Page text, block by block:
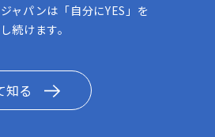
ャパンは「自分にYES」を
続けます。
知る